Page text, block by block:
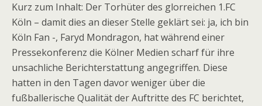
Kurz zum Inhalt: Der Torhüter des glorreichen 1.FC
Köln – damit dies an dieser Stelle geklärt sei: ja, ich bin
Köln Fan -, Faryd Mondragon, hat während einer
Pressekonferenz die Kölner Medien scharf für ihre
unsachliche Berichterstattung angegriffen. Diese
hatten in den Tagen davor weniger über die
fußballerische Qualität der Auftritte des FC berichtet,